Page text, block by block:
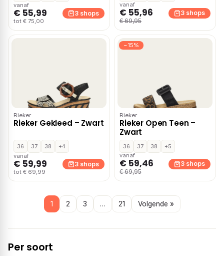
vanaf
€ 55,99
tot € 75,00
3 shops
vanaf
€ 55,96
€ 69,95
3 shops
Rieker
Rieker Gekleed – Zwart
36 37 38
+4
vanaf
€ 59,99
tot € 69,99
3 shops
−15%
Rieker
Rieker Open Teen –
Zwart
36 37 38
+5
vanaf
€ 59,46
€ 69,95
3 shops
1 2 3 … 21 Volgende »
Per soort